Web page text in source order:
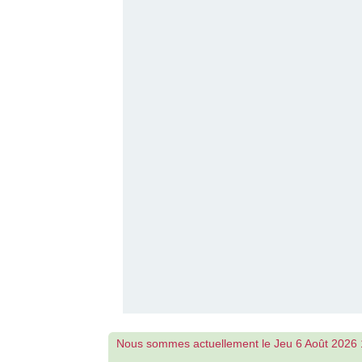
Nous sommes actuellement le Jeu 6 Août 2026